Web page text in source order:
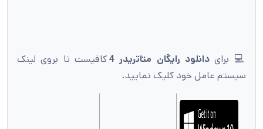
💻 برای دانلود رایگان متاتریدر 4
کافیست تا بروی لینک
سیستم عامل خود کلیک نمایید.